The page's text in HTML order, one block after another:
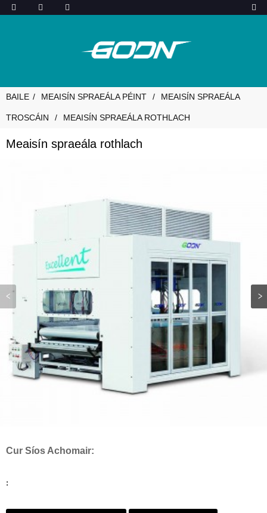
BAILE MEAISÍN SPRAEÁLA PÉINT MEAISÍN SPRAEÁLA
TROSCÁIN MEAISÍN SPRAEÁLA ROTHLACH
Meaisín spraeála rothlach
Cur Síos Achomair:
: